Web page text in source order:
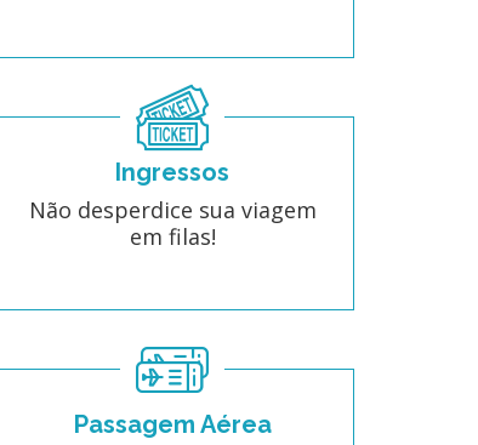
Ingressos
Não desperdice sua viagem
em filas!
Passagem Aérea